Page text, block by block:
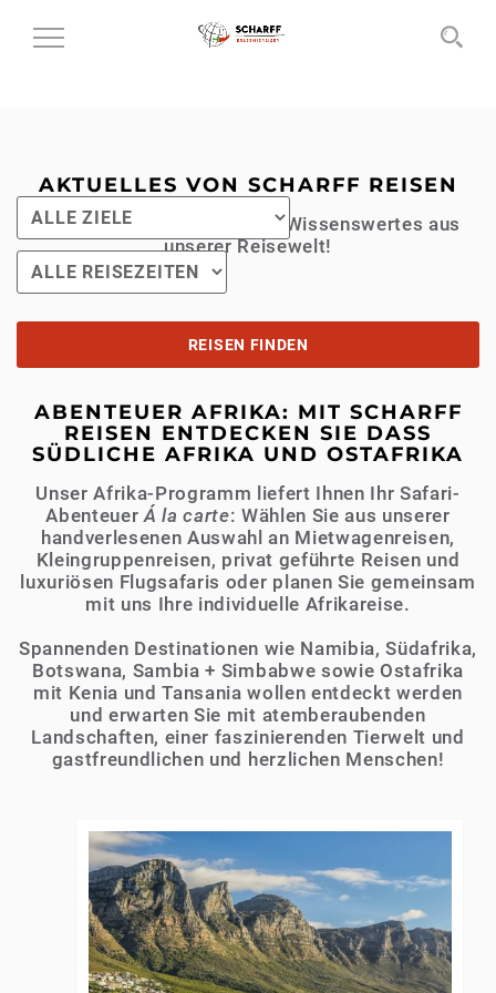
MENÜ EIN- UND AUSKLAPPEN
AKTUELLES VON SCHARFF REISEN
Neuigkeiten, Angebote und Wissenswertes aus
unserer Reisewelt!
ABENTEUER AFRIKA: MIT SCHARFF
REISEN ENTDECKEN SIE DASS
SÜDLICHE AFRIKA UND OSTAFRIKA
Unser Afrika-Programm liefert Ihnen Ihr Safari-
AbenteuerÁ la carte: Wählen Sie aus unserer
handverlesenen Auswahl an Mietwagenreisen,
Kleingruppenreisen, privat geführte Reisen und
luxuriösen Flugsafaris oder planen Sie gemeinsam
mit uns Ihre individuelle Afrikareise.
Spannenden Destinationen wie Namibia, Südafrika,
Botswana, Sambia + Simbabwe sowie Ostafrika
mit Kenia und Tansania wollen entdeckt werden
und erwarten Sie mit atemberaubenden
Landschaften, einer faszinierenden Tierwelt und
gastfreundlichen und herzlichen Menschen!